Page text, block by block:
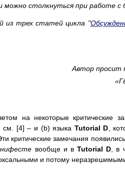
столкнуться при работе с
из трех статей цикла "
Автор просит
на некоторые
см. [4] – и (b) языка Tutorial D ,
критические замечания
вообще и вTutorial D , в
и потому